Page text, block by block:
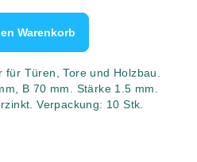
Warenkorb
Türen, Tore und Holzbau.
B 70 mm. Stärke 1.5 mm.
Verpackung: 10 Stk.